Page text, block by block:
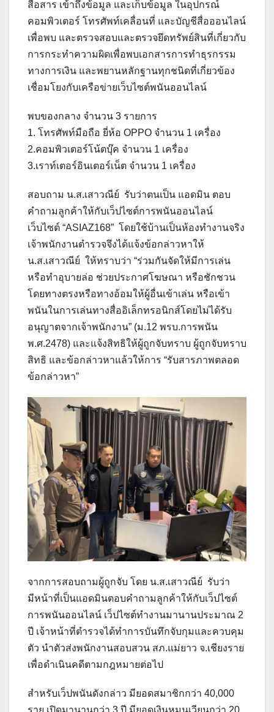
สื่อสาร เข้าถึงข้อมูล และเก็บข้อมูล ในอุปกรณ์
คอมพิวเตอร์ โทรศัพท์เคลื่อนที่ และบัญชีสื่อออนไลน์
เพื่อพบ และตรวจสอบและตรวจยึดทรัพย์สินที่เกี่ยวกับ
การกระทำความผิดเพื่อพบเอกสารการทำธุรกรรม
ทางการเงิน และพยานหลักฐานทุกชนิดที่เกี่ยวข้อง
เชื่อมโยงกับเครือข่ายเว็บไซต์พนันออนไลน์
พบของกลาง จำนวน 3 รายการ
1. โทรศัพท์มือถือ ยี่ห้อ OPPO จำนวน 1 เครื่อง
2.คอมพิวเตอร์โน้ตบุ๊ค จำนวน 1 เครื่อง
3.เราท์เตอร์อินเตอร์เน็ต จำนวน 1 เครื่อง
สอบถาม น.ส.เสาวณีย์ รับว่าตนเป็น แอดมิน ตอบ
คำถามลูกค้าให้กับเว็ปไซต์การพนันออนไลน์
เว็บไซต์ “ASIAZ168” โดยใช้บ้านเป็นห้องทำงานจริง
เจ้าพนักงานตำรวจจึงได้แจ้งข้อกล่าวหาให้
น.ส.เสาวณีย์ ให้ทราบว่า “ร่วมกันจัดให้มีการเล่น
หรือทำอุบายล่อ ช่วยประกาศโฆษณา หรือชักชวน
โดยทางตรงหรือทางอ้อมให้ผู้อื่นเข้าเล่น หรือเข้า
พนันในการเล่นทางสื่ออิเล็กทรอนิกส์โดยไม่ได้รับ
อนุญาตจากเจ้าพนักงาน” (ม.12 พรบ.การพนัน
พ.ศ.2478) และแจ้งสิทธิให้ผู้ถูกจับทราบ ผู้ถูกจับทราบ
สิทธิ และข้อกล่าวหาแล้วให้การ “รับสารภาพตลอด
ข้อกล่าวหา”
จากการสอบถามผู้ถูกจับ โดย น.ส.เสาวณีย์ รับว่า
มีหน้าที่เป็นแอดมินตอบคำถามลูกค้าให้กับเว็ปไซต์
การพนันออนไลน์ เว็ปไซต์ทำงานมานานประมาณ 2
ปี เจ้าหน้าที่ตำรวจได้ทำการบันทึกจับกุมและควบคุม
ตัว นำตัวส่งพนักงานสอบสวน สภ.แม่ยาว จ.เชียงราย
เพื่อดำเนินคดีตามกฎหมายต่อไป
สำหรับเว็ปพนันดังกล่าว มียอดสมาชิกกว่า 40,000
ราย เปิดมานานกว่า 3 ปี มียอดเงินหมุนเวียนกว่า 20